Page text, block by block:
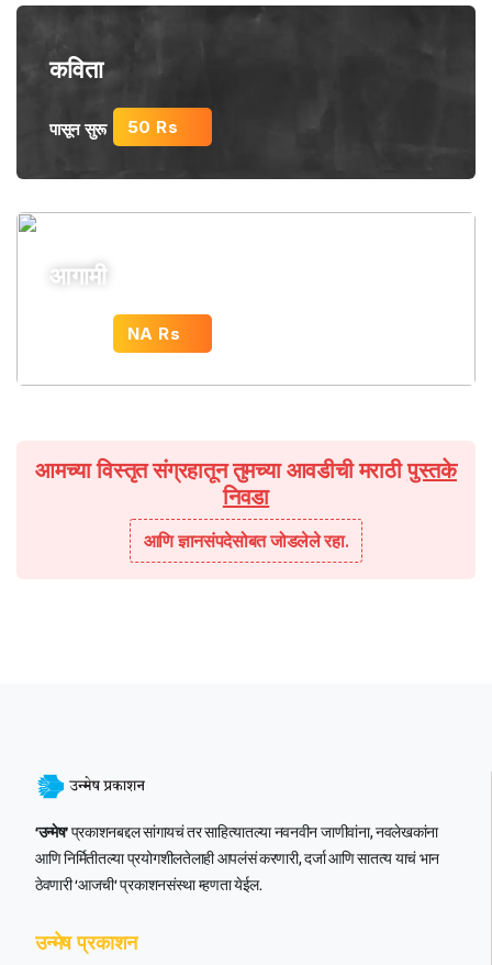
कविता
पासून सुरू 50 Rs
आगामी
NA Rs
आमच्या विस्तृत संग्रहातून तुमच्या आवडीची मराठीपुस्तके
निवडा
आणि ज्ञानसंपदेसोबत जोडलेले रहा.
‘उन्मेष’प्रकाशनबद्दल सांगायचं तर साहित्यातल्या नवनवीन जाणीवांना, नवलेखकांना
आणि निर्मितीतल्या प्रयोगशीलतेलाही आपलंसं करणारी, दर्जा आणि सातत्य याचं भान
ठेवणारी ‘आजची’ प्रकाशनसंस्था म्हणता येईल.
उन्मेष प्रकाशन